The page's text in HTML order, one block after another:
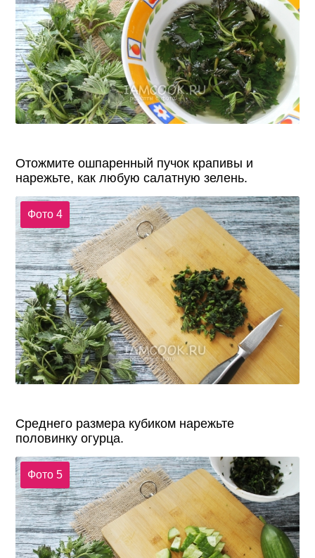
Отожмите ошпаренный пучок крапивы и
нарежьте, как любую салатную зелень.
Фото 4
Среднего размера кубиком нарежьте
половинку огурца.
Фото 5